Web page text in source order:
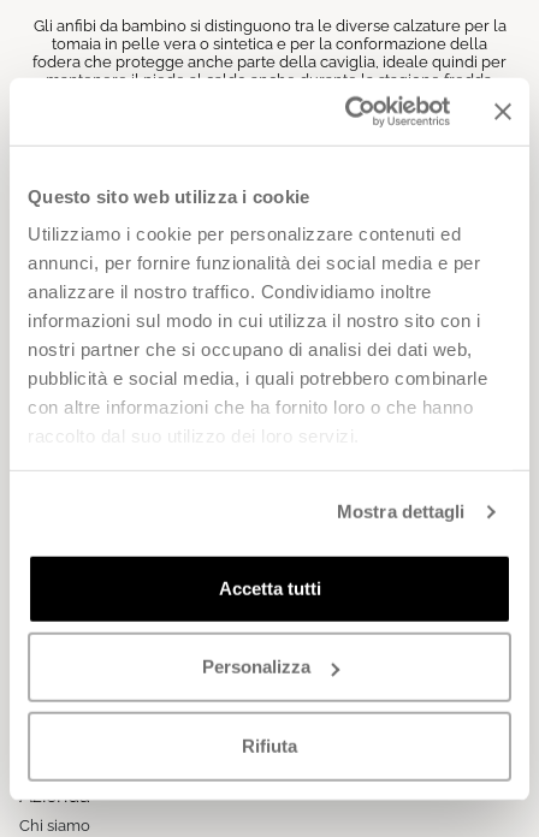
Questo sito web utilizza i cookie
Utilizziamo i cookie per personalizzare contenuti ed
annunci, per fornire funzionalità dei social media e per
analizzare il nostro traffico. Condividiamo inoltre
informazioni sul modo in cui utilizza il nostro sito con i
nostri partner che si occupano di analisi dei dati web,
pubblicità e social media, i quali potrebbero combinarle
con altre informazioni che ha fornito loro o che hanno
raccolto dal suo utilizzo dei loro servizi.
Mostra dettagli
Accetta tutti
Personalizza
Rifiuta
Gli anfibi da bambino si distinguono tra le diverse calzature per la
tomaia in pelle vera o sintetica e per la conformazione della
fodera che protegge anche parte della caviglia, ideale quindi per
mantenere il piede al caldo anche durante la stagione fredda.
, inoltre, gli anfibi per bimbo
sono dotati di una suola in gomma particolarmente aderente,
del nostro store è ricco di anfibi per bambina e bambino caldi e
per completare il guardaroba invernale con un paio di calzature
di ottima qualità.
Dal punto di vista estetico, questi prodotti si rifanno ai più classici
modelli per adulti, oggi molto popolari specialmente tra gli
Tra le creazioni che ti proponiamo trovi modelli per ogni
preferenza, dai classici anfibi neri per bambina e bambino del
marchi come Geox, Canguro e Replay. Scopri tutti i modelli in
vendita online su Quellogiusto, scegli l’offerta delle grandi firme e
acquista al miglior prezzo un paio di anfibi per bambini resistenti,
cool e confortevoli.
8:00 - 13:00 / 14:00 - 17:00 (festività escluse)
Servizio clienti Online: 049 9344944
Whatsapp
Negozi
Azienda
Chi siamo